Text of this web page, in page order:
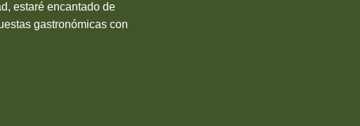
estaré encantado de
gastronómicas con